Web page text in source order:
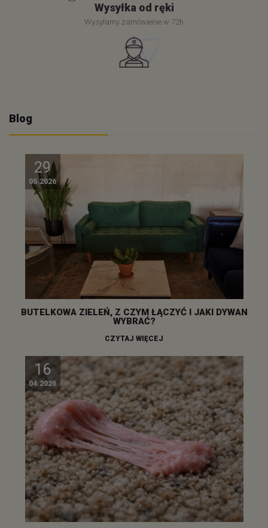
Wysyłka od ręki
Wysyłamy zamówienie w 72h
Blog
29
05.2026
BUTELKOWA ZIELEŃ, Z CZYM ŁĄCZYĆ I JAKI DYWAN
WYBRAĆ?
CZYTAJ WIĘCEJ
16
04.2026